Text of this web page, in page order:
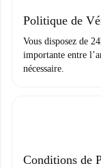
Politique de
Vous disposez de
importante entre
nécessaire.
Conditions de